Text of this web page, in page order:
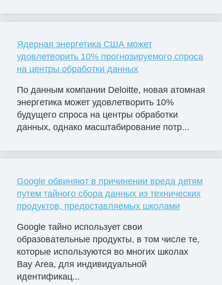
Ядерная энергетика США может
удовлетворить 10% прогнозируемого спроса
на центры обработки данных
По данным компании Deloitte, новая атомная
энергетика может удовлетворить 10%
будущего спроса на центры обработки
данных, однако масштабирование потр...
Google обвиняют в причинении вреда детям
путем тайного сбора данных из технических
продуктов, предоставляемых школами
Google тайно использует свои
образовательные продукты, в том числе те,
которые используются во многих школах
Bay Area, для индивидуальной
идентификац...